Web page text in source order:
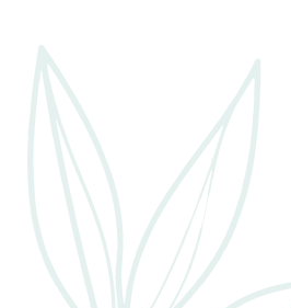
g
a
t
i